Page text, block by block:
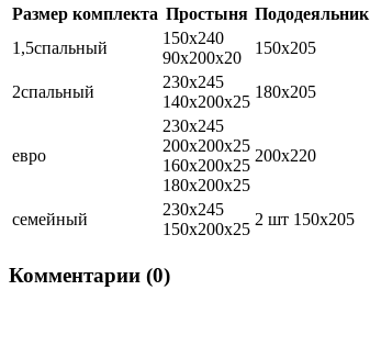
Размер комплекта Простыня Пододеяльник
1,5спальный
150х240
90х200х20
150х205
2спальный
230х245
140х200х25
180х205
евро
230х245
200х200х25
160х200х25
180х200х25
200х220
семейный
230х245
150х200х25
2 шт 150х205
Комментарии (0)